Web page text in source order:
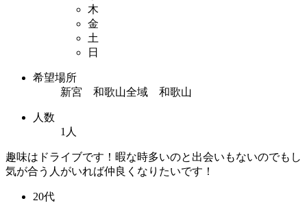
木
金
土
日
希望場所
新宮 和歌山全域 和歌山
人数
1人
趣味はドライブです！暇な時多いのと出会いもないのでもし
気が合う人がいれば仲良くなりたいです！
20代